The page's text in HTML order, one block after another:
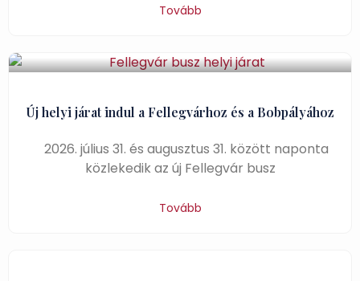
Tovább
Új helyi járat indul a Fellegvárhoz és a Bobpályához
2026. július 31. és augusztus 31. között naponta
közlekedik az új Fellegvár busz
Tovább